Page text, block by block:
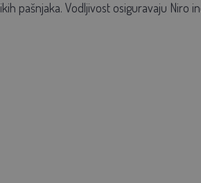
pašnjaka. Vodljivost osiguravaju Niro